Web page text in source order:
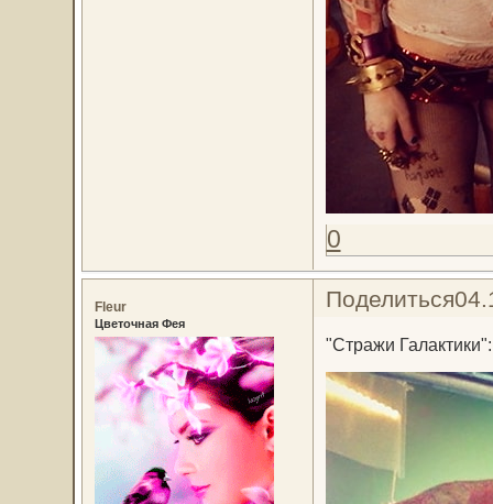
0
Поделиться
Fleur
Цветочная Фея
"Стражи